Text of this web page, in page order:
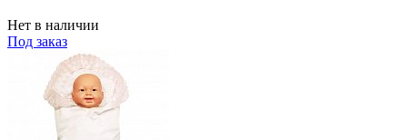
Нет в наличии
Под заказ